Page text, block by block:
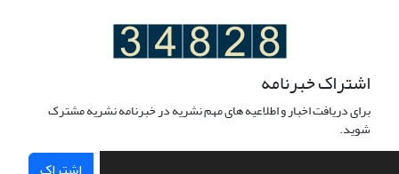
اشتراک خبرنامه
برای دریافت اخبار و اطلاعیه های مهم نشریه در خبرنامه نشریه مشترک
شوید.